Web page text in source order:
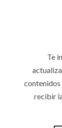
Te
contenidos
recibir